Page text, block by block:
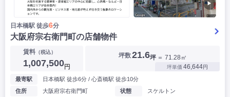
▶
日本橋駅 徒歩6分
大阪府宗右衛門町の店舗物件
賃料 （税込）
1,007,500円
坪数21.6坪 ＝ 71.28㎡
坪単価 46,644円
最寄駅
日本橋駅 徒歩6分 / 心斎橋駅 徒歩10分
住所
大阪府宗右衛門町
状態
スケルトン